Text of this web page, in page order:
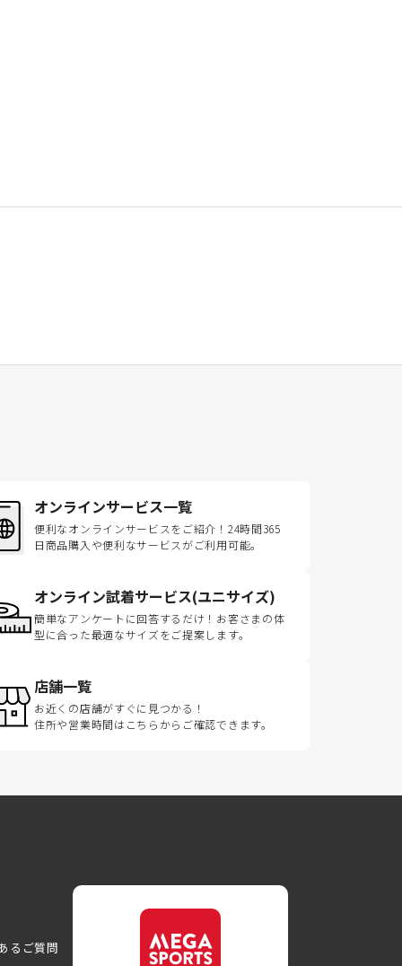
オンラインサービス一覧
便利なオンラインサービスをご紹介！24時間365
日商品購入や便利なサービスがご利用可能。
オンライン試着サービス(ユニサイズ)
簡単なアンケートに回答するだけ！お客さまの体
型に合った最適なサイズをご提案します。
店舗一覧
お近くの店舗がすぐに見つかる！
住所や営業時間はこちらからご確認できます。
るご質問